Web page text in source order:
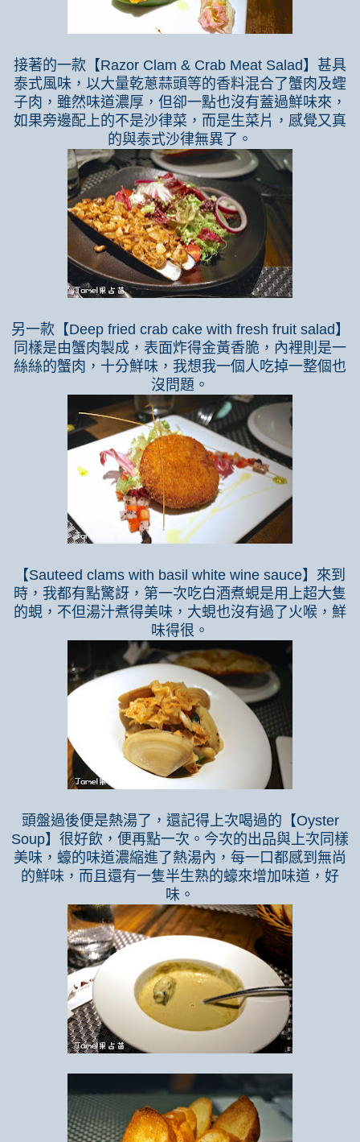
接著的一款【Razor Clam & Crab Meat Salad】甚具
泰式風味，以大量乾蔥蒜頭等的香料混合了蟹肉及蟶
子肉，雖然味道濃厚，但卻一點也沒有蓋過鮮味來，
如果旁邊配上的不是沙律菜，而是生菜片，感覺又真
的與泰式沙律無異了。
另一款【Deep fried crab cake with fresh fruit salad】
同樣是由蟹肉製成，表面炸得金黃香脆，內裡則是一
絲絲的蟹肉，十分鮮味，我想我一個人吃掉一整個也
沒問題。
【Sauteed clams with basil white wine sauce】來到
時，我都有點驚訝，第一次吃白酒煮蜆是用上超大隻
的蜆，不但湯汁煮得美味，大蜆也沒有過了火喉，鮮
味得很。
頭盤過後便是熱湯了，還記得上次喝過的【Oyster
Soup】很好飲，便再點一次。今次的出品與上次同樣
美味，蠔的味道濃縮進了熱湯內，每一口都感到無尚
的鮮味，而且還有一隻半生熟的蠔來增加味道，好
味。